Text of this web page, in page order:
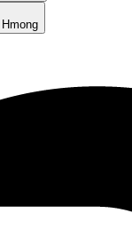
Hmong